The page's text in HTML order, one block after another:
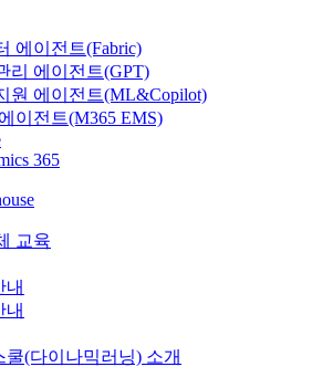
에이전트(Fabric)
리 에이전트(GPT)
원 에이전트(ML&Copilot)
이전트(M365 EMS)
365
교육
내
내
쿨(다이나믹러닝) 소개